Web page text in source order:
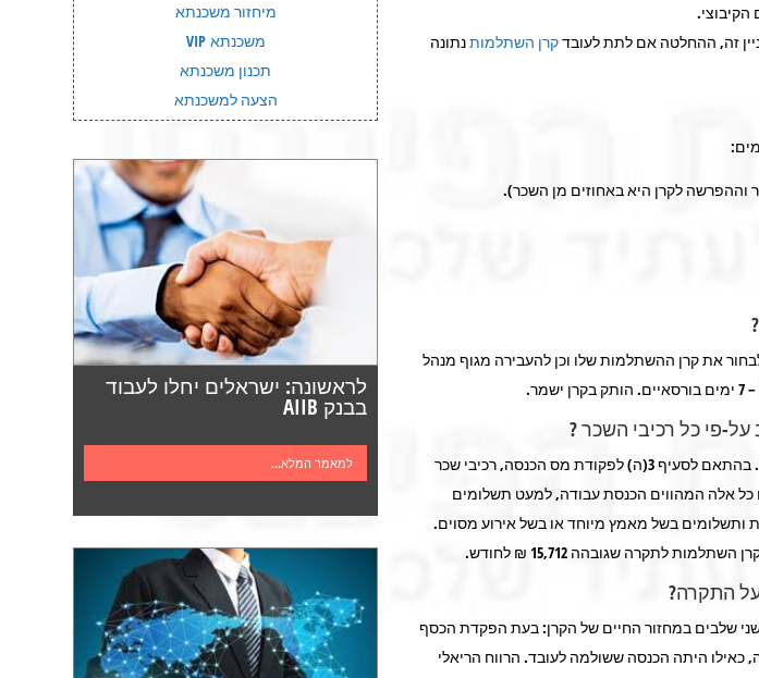
מיחזור משכנתא
משכנתא VIP
תכנון משכנתא
הצעה למשכנתא
לראשונה: ישראלים יחלו לעבוד
בבנק AIIB
למאמר המלא...
זה, ההחלטה אם לתת לעובדקרן השתלמותנתונה
וההפרשה לקרן היא באחוזים מן השכר).
את קרן ההשתלמות שלו וכן להעבירה מגוף מנהל
פי כל רכיבי השכר ?
לא כל רכיב שכר מזכה בהפרשה לקרן השתלמות. בהתאם לסעיף 3(ה) לפקודת מס הכנסה, רכיבי שכר
אלה המהווים הכנסת עבודה, למעט תשלומים
ותשלומים בשל מאמץ מיוחד או בשל אירוע מסוים.
לתקרה שגובהה 15,712 ₪ לחודש.
התקרה?
שלבים במחזור החיים של הקרן: בעת הפקדת הכסף
היתה הכנסה ששולמה לעובד. הרווח הריאלי